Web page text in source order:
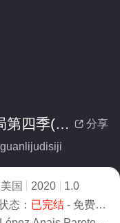
 分享
时间管理局第四季(全集)
国 2020
1.0
态： 已完结- 免费在线观看